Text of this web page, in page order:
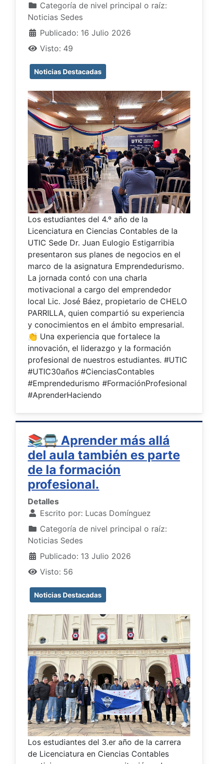
Categoría de nivel principal o raíz:
Noticias Sedes
Publicado: 16 Julio 2026
Visto: 49
Noticias Destacadas
Los estudiantes del 4.º año de la
Licenciatura en Ciencias Contables de la
UTIC Sede Dr. Juan Eulogio Estigarribia
presentaron sus planes de negocios en el
marco de la asignatura Emprendedurismo.
La jornada contó con una charla
motivacional a cargo del emprendedor
local Lic. José Báez, propietario de CHELO
PARRILLA, quien compartió su experiencia
y conocimientos en el ámbito empresarial.
👏 Una experiencia que fortalece la
innovación, el liderazgo y la formación
profesional de nuestros estudiantes. #UTIC
#UTIC30años #CienciasContables
#Emprendedurismo #FormaciónProfesional
#AprenderHaciendo
📚🚍 Aprender más allá
del aula también es parte
de la formación
profesional.
Detalles
Escrito por: Lucas Domínguez
Categoría de nivel principal o raíz:
Noticias Sedes
Publicado: 13 Julio 2026
Visto: 56
Noticias Destacadas
Los estudiantes del 3.er año de la carrera
de Licenciatura en Ciencias Contables